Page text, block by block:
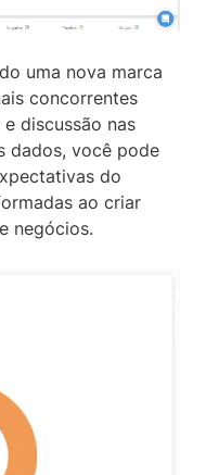
uma nova marca
concorrentes
discussão nas
dados, você pode
do
ao criar
negócios.